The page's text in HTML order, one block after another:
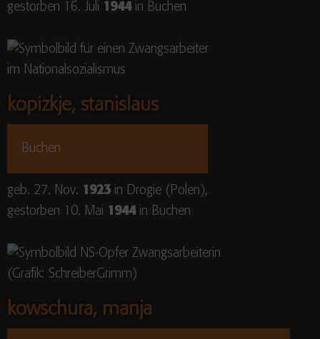
gestorben 16. Juli 1944in Buchen
kopizkje, stanislaus
Buchen
geb. 27. Nov. 1923 in Drogie (Polen),
gestorben 10. Mai 1944in Buchen
kowschura, manja